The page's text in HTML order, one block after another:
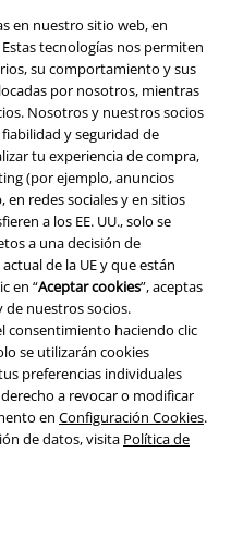
en nuestro sitio web, en
tecnologías nos permiten
su comportamiento y sus
por nosotros, mientras
Nosotros y nuestros socios
y seguridad de
tu experiencia de compra,
(por ejemplo, anuncios
redes sociales y en sitios
a los EE. UU., solo se
a una decisión de
de la UE y que están
en “Aceptar cookies”, aceptas
de nuestros socios.
consentimiento haciendo clic
se utilizarán cookies
preferencias individuales
derecho a revocar o modificar
en Configuración Cookies.
de datos, visita Política de